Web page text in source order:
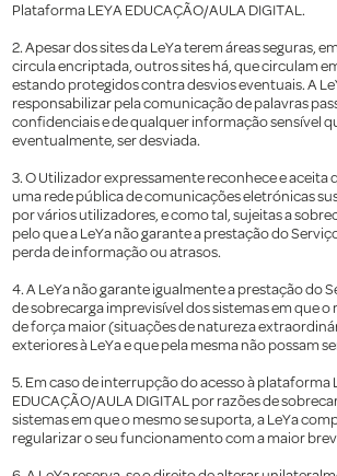
Plataforma LEYA EDUCAÇÃO/AULA DIGITAL.
2. Apesar dos sites da LeYa terem áreas seguras,
circula encriptada, outros sites há, que circulam
estando protegidos contra desvios eventuais. A
responsabilizar pela comunicação de palavras
confidenciais e de qualquer informação sensível
eventualmente, ser desviada.
3. O Utilizador expressamente reconhece e aceita
uma rede pública de comunicações eletrónicas
por vários utilizadores, e como tal, sujeitas a
pelo que a LeYa não garante a prestação do
perda de informação ou atrasos.
4. A LeYa não garante igualmente a prestação do
de sobrecarga imprevisível dos sistemas em que o
de força maior (situações de natureza
exteriores à LeYa e que pela mesma não possam
5. Em caso de interrupção do acesso à plataforma
EDUCAÇÃO/AULA DIGITAL por razões de
sistemas em que o mesmo se suporta, a LeYa
regularizar o seu funcionamento com a maior